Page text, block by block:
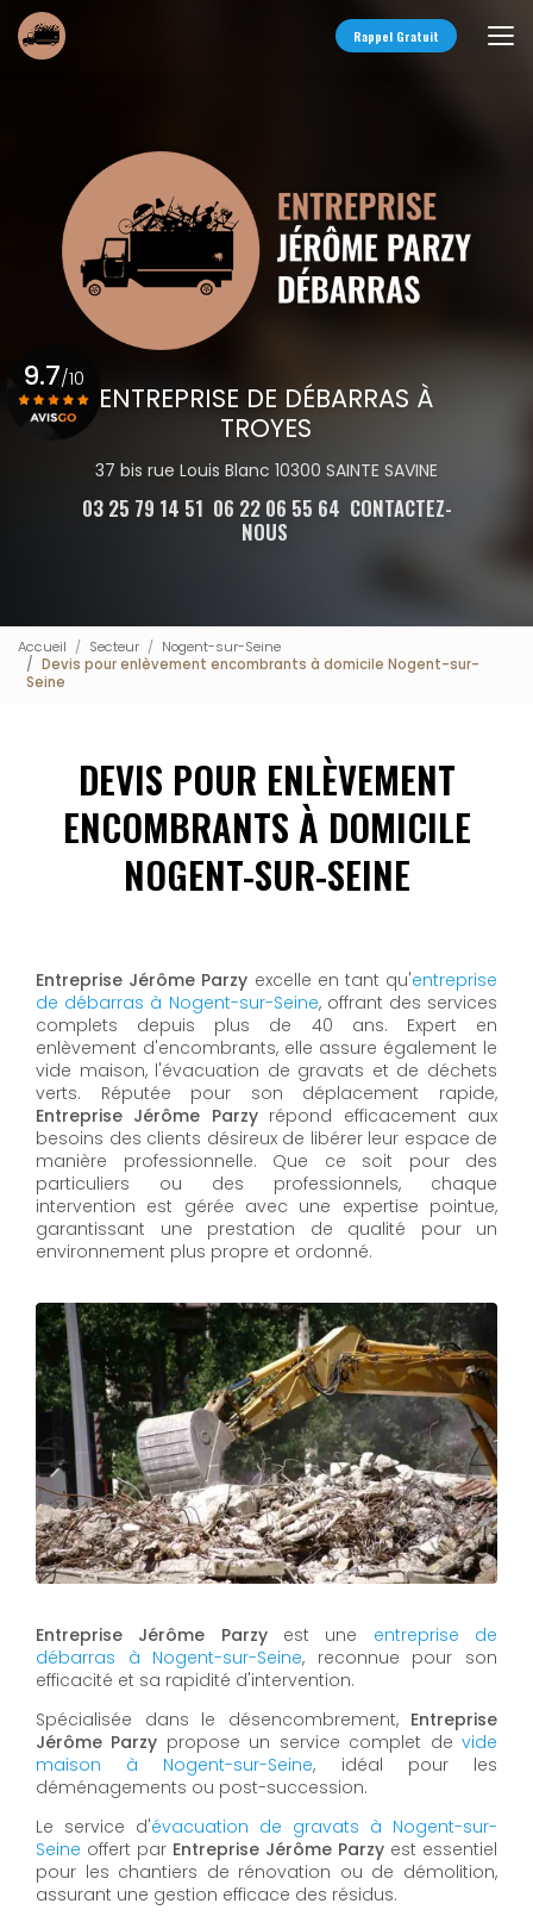
Aller
au
contenu
Rappel Gratuit
ENTREPRISE DE DÉBARRAS À
TROYES
37 bis rue Louis Blanc 10300 SAINTE SAVINE
03 25 79 14 51 06 22 06 55 64 CONTACTEZ-
NOUS
9.7/10
Accueil Secteur
Nogent-sur-Seine
Devis pour enlèvement encombrants à domicile Nogent-sur-
Seine
DEVIS POUR ENLÈVEMENT
ENCOMBRANTS À DOMICILE
NOGENT-SUR-SEINE
Entreprise Jérôme Parzy excelle en tant qu'entreprise
de débarras à Nogent-sur-Seine, offrant des services
complets depuis plus de 40 ans. Expert en
enlèvement d'encombrants, elle assure également le
vide maison, l'évacuation de gravats et de déchets
verts. Réputée pour son déplacement rapide,
Entreprise Jérôme Parzyrépond efficacement aux
besoins des clients désireux de libérer leur espace de
manière professionnelle. Que ce soit pour des
particuliers ou des professionnels, chaque
intervention est gérée avec une expertise pointue,
garantissant une prestation de qualité pour un
environnement plus propre et ordonné.
Entreprise Jérôme Parzyest une entreprise de
débarras à Nogent-sur-Seine, reconnue pour son
efficacité et sa rapidité d'intervention.
Spécialisée dans le désencombrement, Entreprise
Jérôme Parzy propose un service complet devide
maison à Nogent-sur-Seine, idéal pour les
déménagements ou post-succession.
Le service d'évacuation de gravats à Nogent-sur-
Seine offert par Entreprise Jérôme Parzy est essentiel
pour les chantiers de rénovation ou de démolition,
assurant une gestion efficace des résidus.